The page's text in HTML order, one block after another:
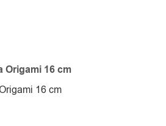
Origami 16 cm
16 cm